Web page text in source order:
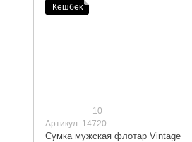
Кешбек
10
Артикул: 14720
Сумка мужская флотар Vintage